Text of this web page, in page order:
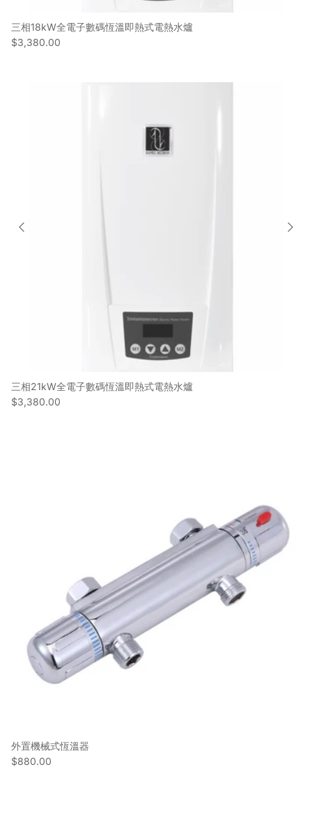
三相18kW全電子數碼恆溫即熱式電熱水爐
$3,380.00
三相21kW全電子數碼恆溫即熱式電熱水爐
$3,380.00
外置機械式恆溫器
$880.00